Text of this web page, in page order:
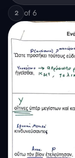
2 of 6